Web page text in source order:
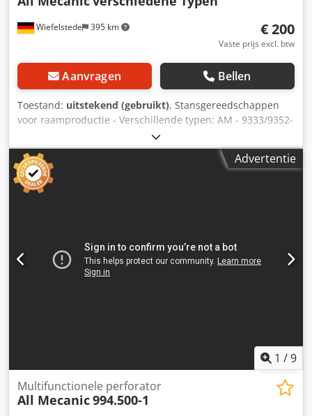
van fouten en tussenverkoop.
Wiefelstede 395 km € 200
Vaste prijs excl. btw
Aanvragen Bellen
Toestand: uitstekend (gebruikt), Stansgereedschappen
voor raamproductie - Verschillende typen: AM - 9333/9352-
1/9335/9334/94-234907 - Verkoop: alleen compleet - Totaal
gewicht: 50 kg Dsdpfx Ajb A Iicjgfsck
Advertentie
1 /9
Multifunctionele perforator
All Mecanic994.500-1